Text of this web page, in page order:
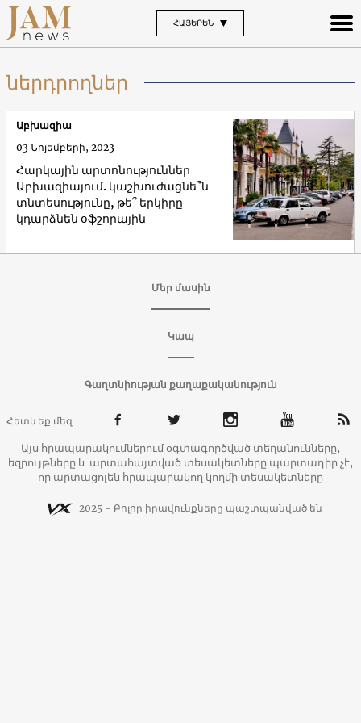
ՀԱՅԵՐԵՆ
ներդրողներ
Հարկային արտոնություններ
Աբխազիայում. կաշխուժացնե՞ն
տնտեսությունը, թե՞ երկիրը
կդարձնեն օֆշորային
Աբխազիա
03 Նոյեմբերի, 2023
Մեր մասին
Կապ
Գաղտնիության քաղաքականություն
Հետևեք մեզ
Այս հրապարակումներում օգտագործված տեղանունները,
եզրույթները և արտահայտված տեսակետները պարտադիր չէ,
որ արտացոլեն հրապարակող կողմի տեսակետները
2025 - Բոլոր իրավունքները պաշտպանված են